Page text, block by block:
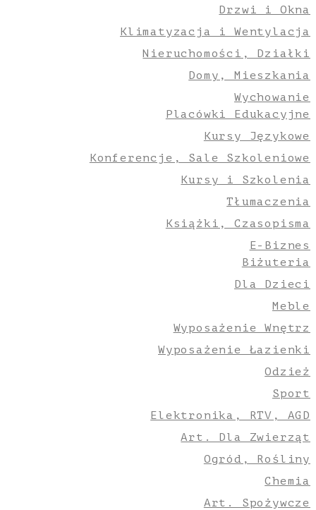
Drzwi i Okna
Klimatyzacja i Wentylacja
Nieruchomości, Działki
Domy, Mieszkania
Wychowanie
Placówki Edukacyjne
Kursy Językowe
Konferencje, Sale Szkoleniowe
Kursy i Szkolenia
Tłumaczenia
Książki, Czasopisma
E-Biznes
Biżuteria
Dla Dzieci
Meble
Wyposażenie Wnętrz
Wyposażenie Łazienki
Odzież
Sport
Elektronika, RTV, AGD
Art. Dla Zwierząt
Ogród, Rośliny
Chemia
Art. Spożywcze